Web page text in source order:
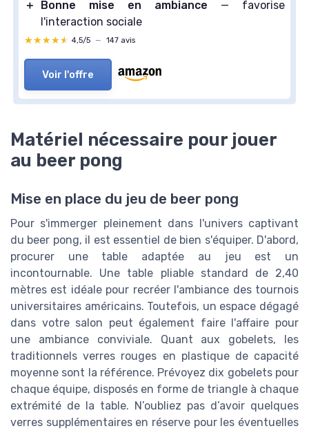
＋
Bonne mise en ambiance — favorise
l'interaction sociale
★★★★★
★★★★★ 4,5/5 — 147 avis
Voir l'offre
Matériel nécessaire pour jouer
au beer pong
Mise en place du jeu de beer pong
Pour s'immerger pleinement dans l'univers captivant
du beer pong, il est essentiel de bien s'équiper. D'abord,
procurer une table adaptée au jeu est un
incontournable. Une table pliable standard de 2,40
mètres est idéale pour recréer l'ambiance des tournois
universitaires américains. Toutefois, un espace dégagé
dans votre salon peut également faire l'affaire pour
une ambiance conviviale. Quant aux gobelets, les
traditionnels verres rouges en plastique de capacité
moyenne sont la référence. Prévoyez dix gobelets pour
chaque équipe, disposés en forme de triangle à chaque
extrémité de la table. N’oubliez pas d’avoir quelques
verres supplémentaires en réserve pour les éventuelles